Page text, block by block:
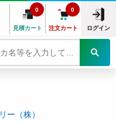
見積カート
0
注文カート
0
ログイン
ー（株）